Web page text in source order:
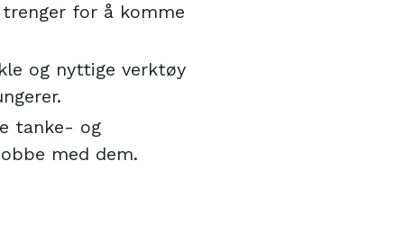
for å komme
og nyttige verktøy
tanke- og
med dem.